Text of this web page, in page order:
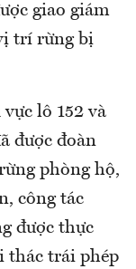
giao giám
trí rừng bị
lô 152 và
được đoàn
phòng hộ,
công tác
được thực
thác trái phép